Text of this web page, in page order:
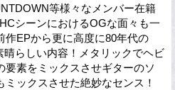
等様々なメンバー在籍
シーンにおけるOGな面々も一
作EPから更に高度に80年代の
らしい内容！メタリックでヘビ
要素をミックスさせギターのソ
ックスさせた絶妙なセンス！